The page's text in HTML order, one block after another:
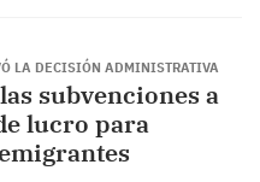
LA DECISIÓN ADMINISTRATIVA
subvenciones a
lucro para